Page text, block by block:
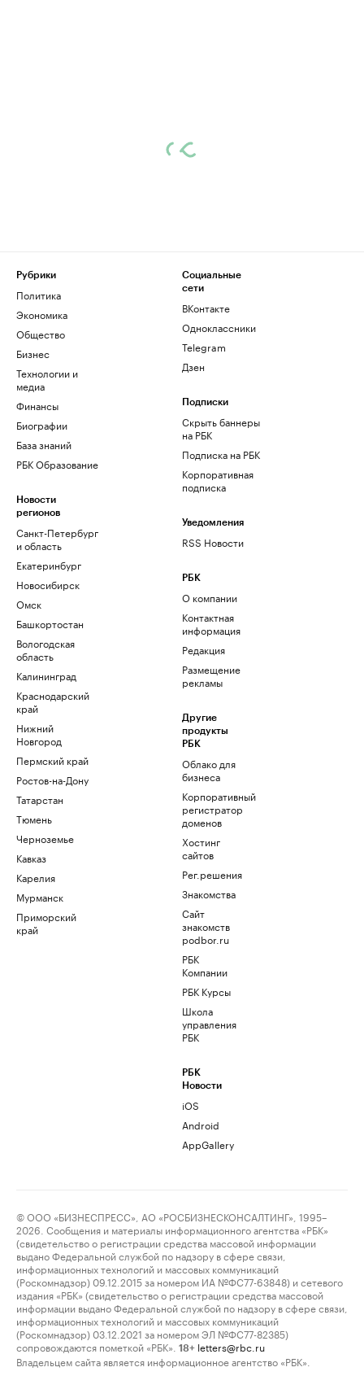
Рубрики
Политика
Экономика
Общество
Бизнес
Технологии и
медиа
Финансы
Биографии
База знаний
РБК Образование
Новости
регионов
Санкт-Петербург
и область
Екатеринбург
Новосибирск
Омск
Башкортостан
Вологодская
область
Калининград
Краснодарский
край
Нижний
Новгород
Пермский край
Ростов-на-Дону
Татарстан
Тюмень
Черноземье
Кавказ
Карелия
Мурманск
Приморский
край
Социальные
сети
ВКонтакте
Одноклассники
Telegram
Дзен
Подписки
Скрыть баннеры
на РБК
Подписка на РБК
Корпоративная
подписка
Уведомления
RSS Новости
РБК
О компании
Контактная
информация
Редакция
Размещение
рекламы
Другие
продукты
РБК
Облако для
бизнеса
Корпоративный
регистратор
доменов
Хостинг
сайтов
Рег.решения
Знакомства
Сайт
знакомств
podbor.ru
РБК
Компании
РБК Курсы
Школа
управления
РБК
РБК
Новости
iOS
Android
AppGallery
© ООО «БИЗНЕСПРЕСС», АО «РОСБИЗНЕСКОНСАЛТИНГ», 1995–
2026. Сообщения и материалы информационного агентства «РБК»
(свидетельство о регистрации средства массовой информации
выдано Федеральной службой по надзору в сфере связи,
информационных технологий и массовых коммуникаций
(Роскомнадзор) 09.12.2015 за номером ИА №ФС77-63848) и сетевого
издания «РБК» (свидетельство о регистрации средства массовой
информации выдано Федеральной службой по надзору в сфере связи,
информационных технологий и массовых коммуникаций
(Роскомнадзор) 03.12.2021 за номером ЭЛ №ФС77-82385)
сопровождаются пометкой «РБК».
18+ letters@rbc.ru
Владельцем сайта является информационное агентство «РБК».